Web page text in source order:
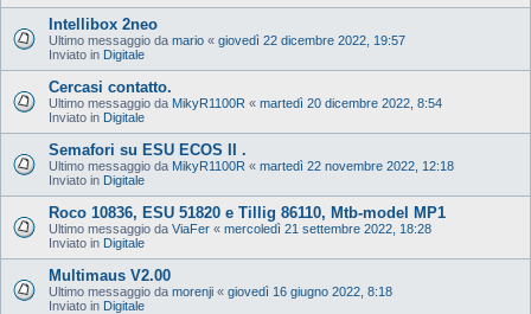
Intellibox 2neo
Ultimo messaggio da mario « giovedì 22 dicembre 2022, 19:57
Inviato in Digitale
Cercasi contatto.
Ultimo messaggio da MikyR1100R « martedì 20 dicembre 2022, 8:54
Inviato in Digitale
Semafori su ESU ECOS II .
Ultimo messaggio da MikyR1100R « martedì 22 novembre 2022, 12:18
Inviato in Digitale
Roco 10836, ESU 51820 e Tillig 86110, Mtb-model MP1
Ultimo messaggio da ViaFer « mercoledì 21 settembre 2022, 18:28
Inviato in Digitale
Multimaus V2.00
Ultimo messaggio da morenji « giovedì 16 giugno 2022, 8:18
Inviato in Digitale